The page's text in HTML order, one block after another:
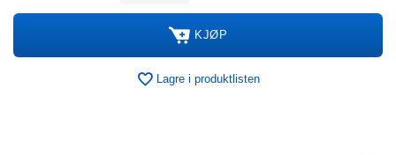
KJØP
Lagre i produktlisten